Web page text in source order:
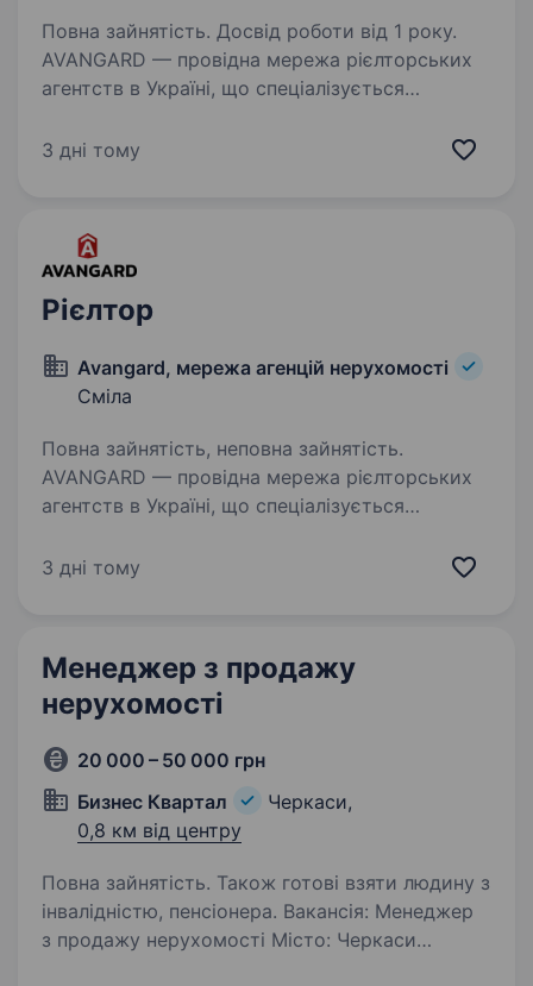
Повна зайнятість. Досвід роботи від 1 року.
AVANGARD — провідна мережа рієлторських
агентств в Україні, що спеціалізується
Ми активно розвиваємось і працюємо у 10
3 дні тому
Рієлтор
Avangard, мережа агенцій нерухомості
Сміла
Повна зайнятість, неповна зайнятість.
AVANGARD — провідна мережа рієлторських
агентств в Україні, що спеціалізується
Ми наразі відкриваємось у Смілі! Наразі вже
3 дні тому
Менеджер з продажу
нерухомості
20 000 – 50 000 грн
Бизнес Квартал
Черкаси,
0,8 км від центру
Повна зайнятість. Також готові взяти людину з
інвалідністю, пенсіонера. Вакансія: Менеджер
з продажу нерухомості Місто: Черкаси